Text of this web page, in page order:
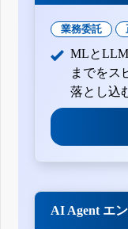
業務委託
MLと
までをス
落とし込
AI Agent エ